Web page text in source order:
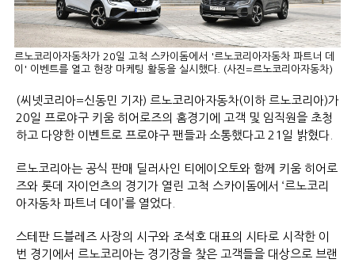
르노코리아자동차가 20일 고척 스카이돔에서 '르노코리아자동차 파트너 데
이' 이벤트를 열고 현장 마케팅 활동을 실시했다. (사진=르노코리아자동차)
(씨넷코리아=신동민 기자) 르노코리아자동차(이하 르노코리아)가
20일 프로야구 키움 히어로즈의 홈경기에 고객 및 임직원을 초청
하고 다양한 이벤트로 프로야구 팬들과 소통했다고 21일 밝혔다.
르노코리아는 공식 판매 딜러사인 티에이오토와 함께 키움 히어로
즈와 롯데 자이언츠의 경기가 열린 고척 스카이돔에서 ‘르노코리
아자동차 파트너 데이’를 열었다.
스테판 드블레즈 사장의 시구와 조석호 대표의 시타로 시작한 이
번 경기에서 르노코리아는 경기장을 찾은 고객들을 대상으로 브랜